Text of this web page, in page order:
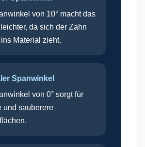
von 10° macht das
da sich der Zahn
Material zieht.
Spanwinkel
von 0° sorgt für
und sauberere